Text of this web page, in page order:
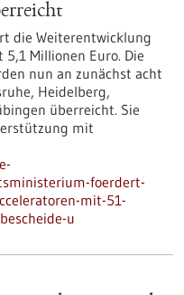
die Weiterentwicklung
Millionen Euro. Die
nun an zunächst acht
Heidelberg,
überreicht. Sie
mit
foerdert-
mit-51-
u